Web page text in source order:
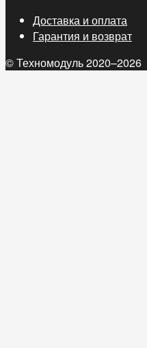
Доставка и оплата
Гарантия и возврат
© Техномодуль 2020–2026